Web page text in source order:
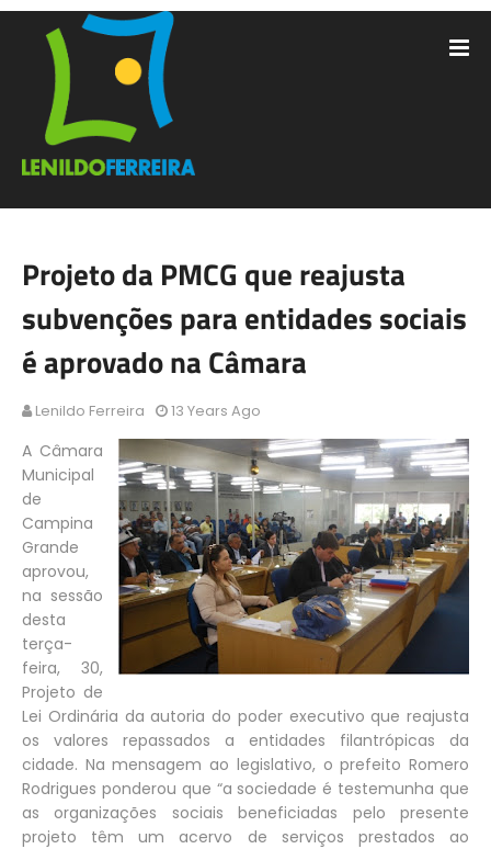
Projeto da PMCG que reajusta
subvenções para entidades sociais
é aprovado na Câmara
Lenildo Ferreira 13 Years Ago
A Câmara
Municipal
de
Campina
Grande
aprovou,
na sessão
desta
terça-
feira, 30,
Projeto de
Lei Ordinária da autoria do poder executivo que reajusta
os valores repassados a entidades filantrópicas da
cidade. Na mensagem ao legislativo, o prefeito Romero
Rodrigues ponderou que “a sociedade é testemunha que
as organizações sociais beneficiadas pelo presente
projeto têm um acervo de serviços prestados ao